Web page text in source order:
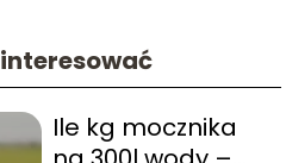
Ile kg mocznika